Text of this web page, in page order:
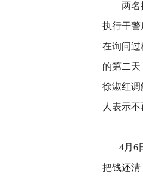
两名
执行干警
在询问过
的第二
徐淑红调
人表示
4月6日
把钱还清